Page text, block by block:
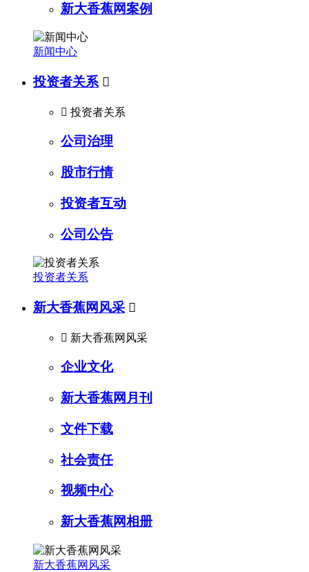
新大香蕉网案例
新闻中心
投资者关系 
 投资者关系
公司治理
股市行情
投资者互动
公司公告
投资者关系
新大香蕉网风采 
 新大香蕉网风采
企业文化
新大香蕉网月刊
文件下载
社会责任
视频中心
新大香蕉网相册
新大香蕉网风采